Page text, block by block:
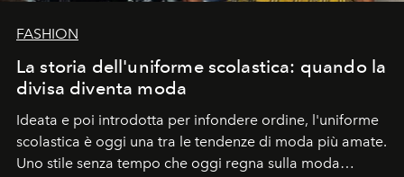
FASHION
La storia dell'uniforme scolastica: quando la
divisa diventa moda
Ideata e poi introdotta per infondere ordine, l'uniforme
scolastica è oggi una tra le tendenze di moda più amate.
Uno stile senza tempo che oggi regna sulla moda